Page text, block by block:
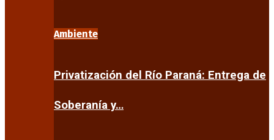
Ambiente
Privatización del Río Paraná: Entrega de
Soberanía y…